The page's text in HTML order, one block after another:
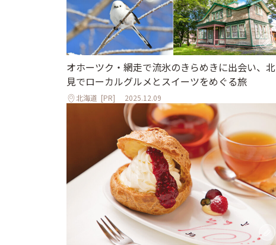
オホーツク・網走で流氷のきらめきに出会い、北
見でローカルグルメとスイーツをめぐる旅
北海道 [PR] 2025.12.09